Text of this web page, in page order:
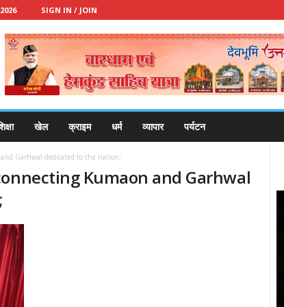
SIGN IN / JOIN
खेल क्राइम धर्म व्यापार पर्यटन
Garhwal dedicated to the nation;
Kumaon and Garhwal